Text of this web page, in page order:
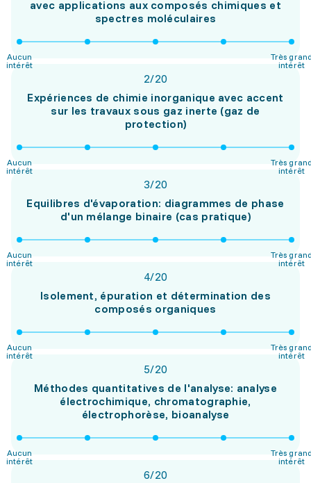
avec applications aux composés chimiques et
spectres moléculaires
Aucun
intérêt
Très
intérêt
2/20
Expériences de chimie inorganique avec accent
sur les travaux sous gaz inerte (gaz de
protection)
Aucun
intérêt
Très
intérêt
3/20
Equilibres d'évaporation: diagrammes de phase
d'un mélange binaire (cas pratique)
Aucun
intérêt
Très
intérêt
4/20
Isolement, épuration et détermination des
composés organiques
Aucun
intérêt
Très
intérêt
5/20
Méthodes quantitatives de l'analyse: analyse
électrochimique, chromatographie,
électrophorèse, bioanalyse
Aucun
intérêt
Très
intérêt
6/20